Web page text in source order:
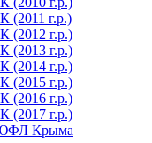
(2011 г.р.)
(2012 г.р.)
(2013 г.р.)
(2014 г.р.)
(2015 г.р.)
(2016 г.р.)
(2017 г.р.)
Крыма